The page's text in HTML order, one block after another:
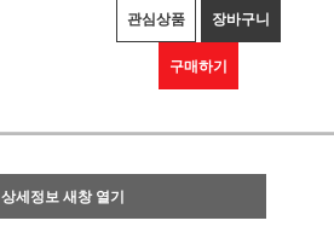
관심상품 장바구니
구매하기
상세정보 새창 열기